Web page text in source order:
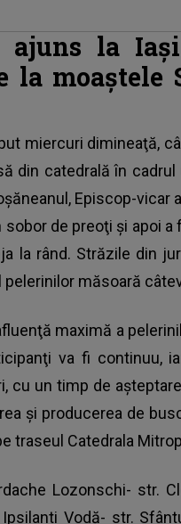
la
la moaștele
miercuri dimineaţă,
din catedrală în
Episcop-vicar
de preoţi şi apoi
la rând. Străzile din
măsoară
maximă a
va fi continuu,
cu un timp de
şi producerea de
traseul Catedrala
Lozonschi- str.
Vodă- str.